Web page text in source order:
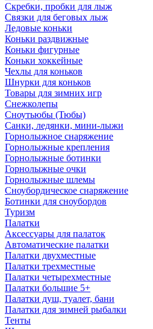
Скребки, пробки для лыж
Связки для беговых лыж
Ледовые коньки
Коньки раздвижные
Коньки фигурные
Коньки хоккейные
Чехлы для коньков
Шнурки для коньков
Товары для зимних игр
Снежколепы
Сноутьюбы (Тюбы)
Санки, ледянки, мини-лыжи
Горнолыжное снаряжение
Горнолыжные крепления
Горнолыжные ботинки
Горнолыжные очки
Горнолыжные шлемы
Сноубордическое снаряжение
Ботинки для сноубордов
Туризм
Палатки
Аксессуары для палаток
Автоматические палатки
Палатки двухместные
Палатки трехместные
Палатки четырехместные
Палатки большие 5+
Палатки душ, туалет, бани
Палатки для зимней рыбалки
Тенты